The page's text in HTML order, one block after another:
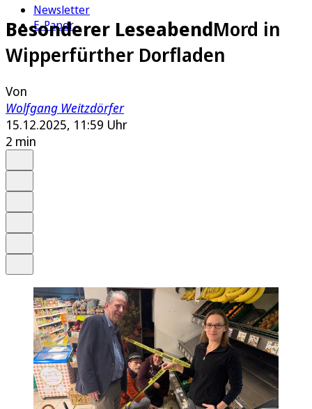
Newsletter
E-Paper
Besonderer LeseabendMord in
Wipperfürther Dorfladen
Von
Wolfgang Weitzdörfer
15.12.2025, 11:59 Uhr
2 min